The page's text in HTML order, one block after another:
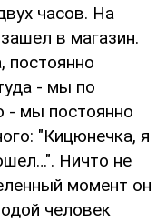
часов. На
в магазин.
постоянно
- мы по
- мы постоянно
"Кицюнечка, я
Ничто не
момент он
человек